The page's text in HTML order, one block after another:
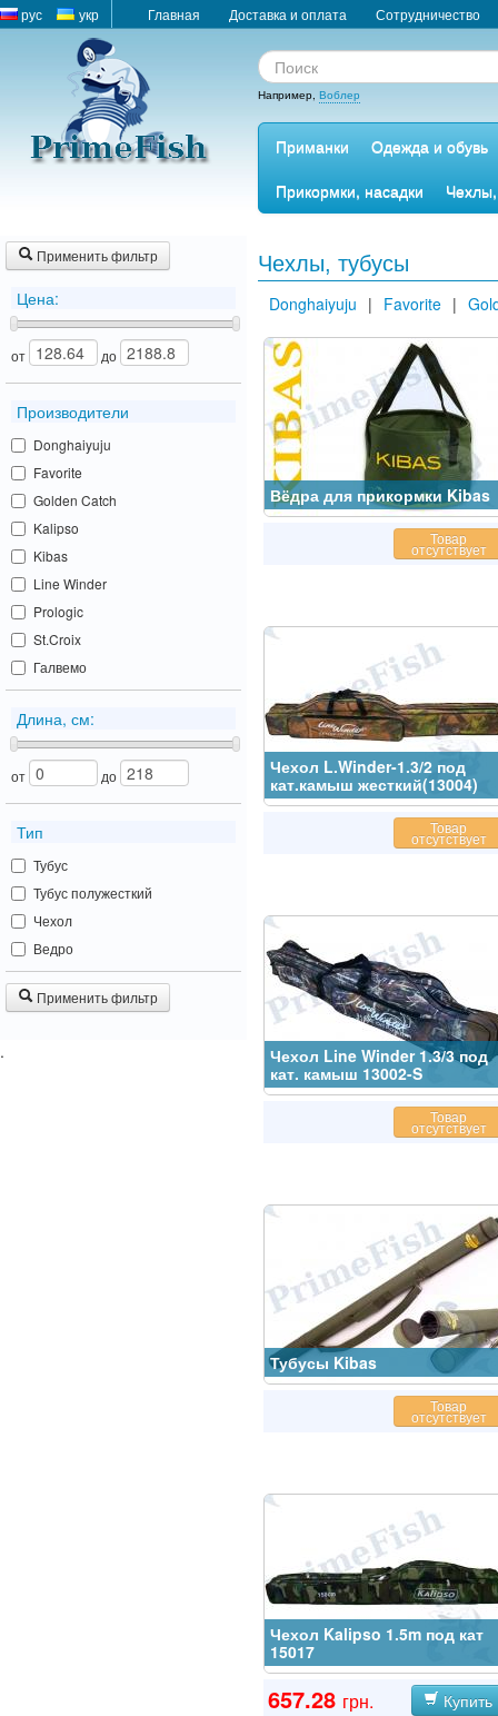
рус укр Главная Доставка и оплата Сотрудничество
Например, Воблер
Приманки
Одежда и обувь
Прикормки, насадки
Применить фильтр
Цена:
от до
Производители
Donghaiyuju
Favorite
Golden Catch
Kalipso
Kibas
Line Winder
Prologic
St.Croix
Галвемо
Длина, см:
от до
Тип
Тубус
Тубус полужесткий
Чехол
Ведро
Применить фильтр
.
Чехлы, тубусы
Donghaiyuju | Favorite |
Вёдра для прикормки Kibas
Товар
отсутствует
Чехол L.Winder-1.3/2 под
кат.камыш жесткий(13004)
Товар
отсутствует
Чехол Line Winder 1.3/3 под
кат. камыш 13002-S
Товар
отсутствует
Тубусы Kibas
Товар
отсутствует
Чехол Kalipso 1.5m под кат
15017
657.28 грн. Купить